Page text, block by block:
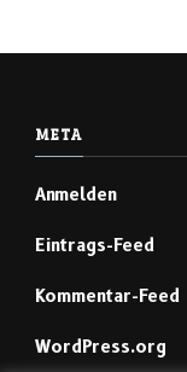
META
Anmelden
Eintrags-Feed
Kommentar-Feed
WordPress.org